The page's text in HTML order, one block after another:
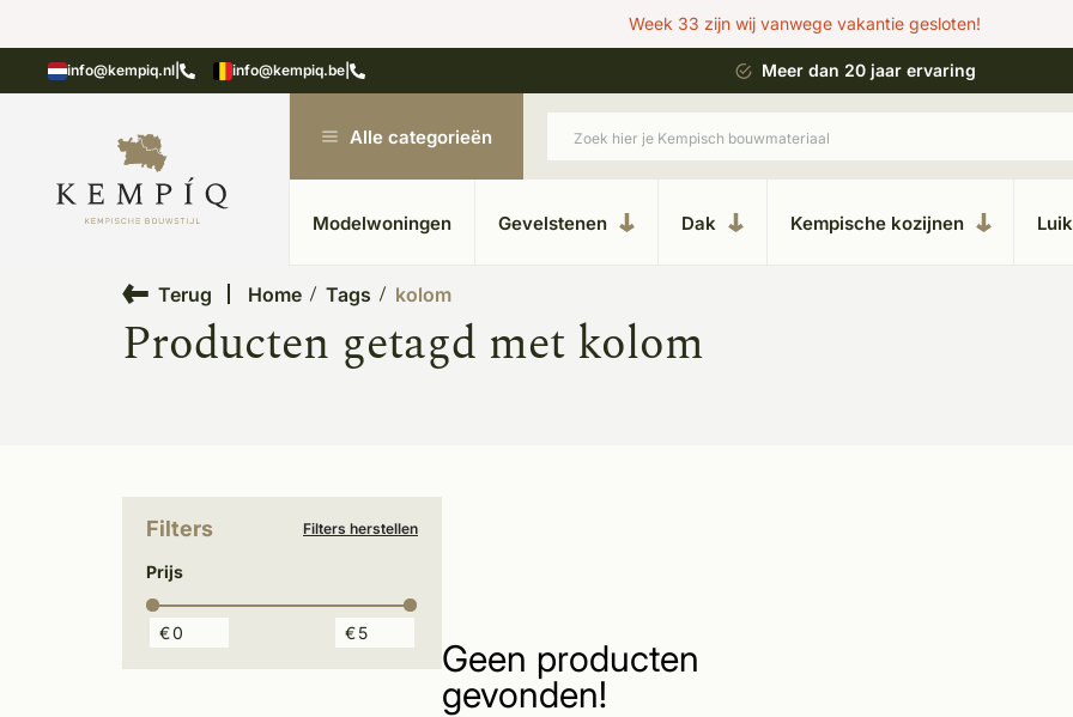
Week 33 zijn wij vanwege vakantie gesloten!
info@kempiq.nl info@kempiq.be
in Kesteren Unieke materialen in kempische bouwstijl Meer dan 20 jaar ervaring
Alle categorieën
Modelwoningen Gevelstenen Dak Kempische kozijnen
Terug Home Tags kolom
Producten getagd met kolom
Filters Filters herstellen
Prijs
€ €
Geen producten
gevonden!